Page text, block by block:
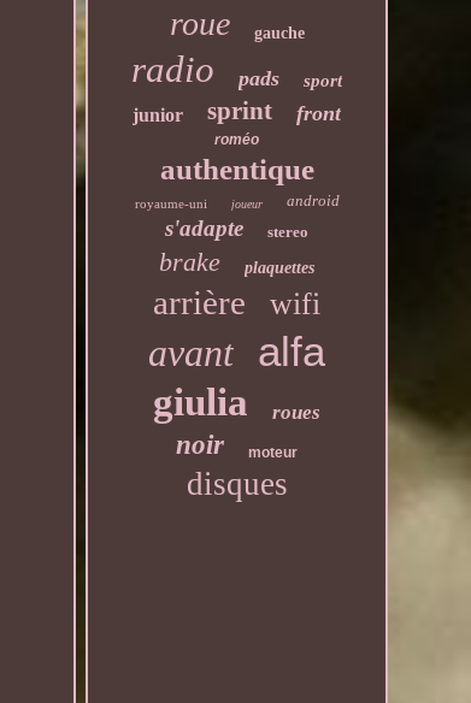
roue gauche
radio pads sport
junior sprint front
roméo
authentique
royaume-uni joueur android
s'adapte stereo
brake plaquettes
arrière wifi
avant alfa
giulia roues
noir moteur
disques